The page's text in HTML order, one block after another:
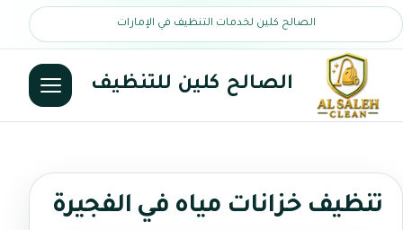
الصالح كلين لخدمات التنظيف في الإمارات
الصالح كلين للتنظيف
تنظيف خزانات مياه في الفجيرة